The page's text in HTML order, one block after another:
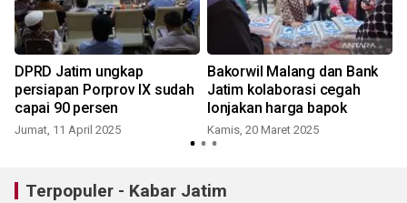
DPRD Jatim ungkap
persiapan Porprov IX sudah
capai 90 persen
Jumat, 11 April 2025
Bakorwil Malang dan Bank
Jatim kolaborasi cegah
lonjakan harga bapok
Kamis, 20 Maret 2025
Terpopuler - Kabar Jatim